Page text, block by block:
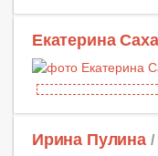
Екатерина
Ирина Пулина /